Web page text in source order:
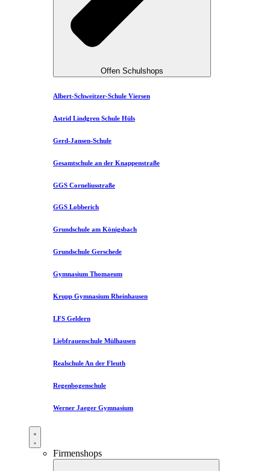
Offen Schulshops
Albert-Schweitzer-Schule Viersen
Astrid Lindgren Schule Hüls
Gerd-Jansen-Schule
Gesamtschule an der Knappenstraße
GGS Corneliusstraße
GGS Lobberich
Grundschule am Königsbach
Grundschule Gerschede
Gymnasium Thomaeum
Krupp Gymnasium Rheinhausen
LFS Geldern
Liebfrauenschule Mülhausen​
Realschule An der Fleuth
Regenbogenschule
Werner Jaeger Gymnasium
Firmenshops